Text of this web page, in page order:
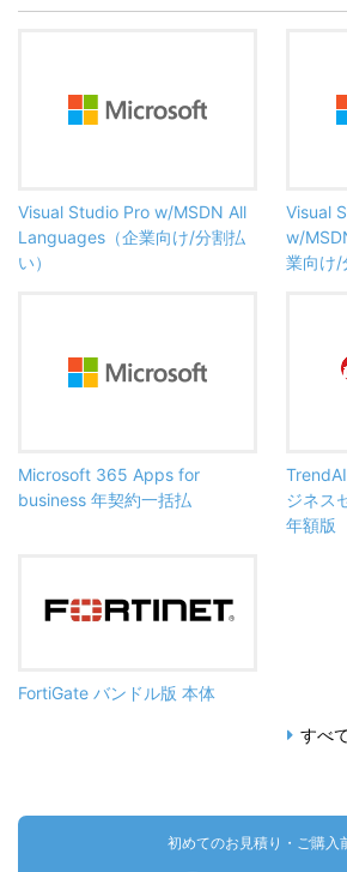
Visual Studio Pro w/MSDN All
Languages（企業向け/分割払
い）
Visual
w/
業向け/
Microsoft 365 Apps for
business 年契約一括払
ジネス
年額版
FortiGate バンドル版 本体
すべ
初めてのお見積り・ご購入